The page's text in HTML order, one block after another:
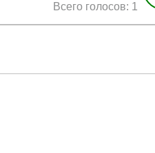
Всего голосов: 1